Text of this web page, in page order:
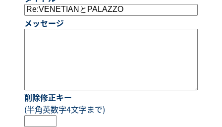
メッセージ
削除修正キー
(半角英数字4文字まで)